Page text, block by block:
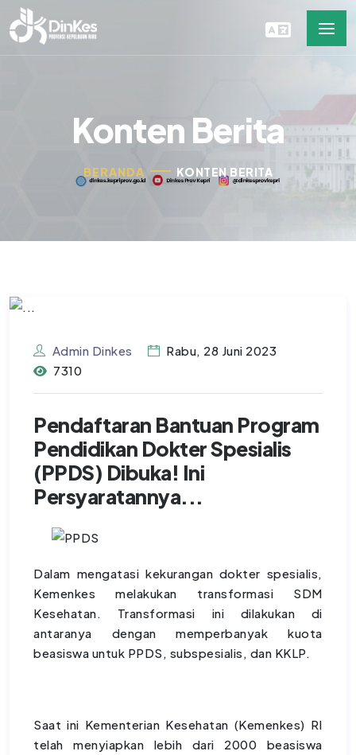
Konten Berita
BERANDA KONTEN BERITA
Admin Dinkes
Rabu, 28 Juni 2023
7310
Pendaftaran Bantuan Program
Pendidikan Dokter Spesialis
(PPDS) Dibuka! Ini
Persyaratannya...
Dalam mengatasi kekurangan dokter spesialis,
Kemenkes melakukan transformasi SDM
Kesehatan. Transformasi ini dilakukan di
antaranya dengan memperbanyak kuota
beasiswa untuk PPDS, subspesialis, dan KKLP.
Saat ini Kementerian Kesehatan (Kemenkes) RI
telah menyiapkan lebih dari 2000 beasiswa